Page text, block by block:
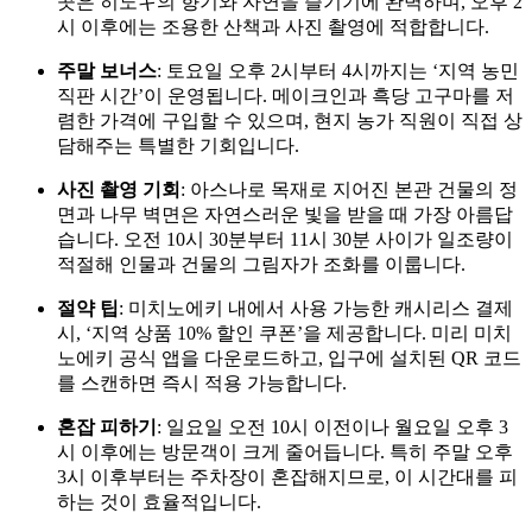
시 이후에는 조용한 산책과 사진 촬영에 적합합니다.
주말 보너스: 토요일 오후 2시부터 4시까지는 ‘지역 농민
직판 시간’이 운영됩니다. 메이크인과 흑당 고구마를 저
렴한 가격에 구입할 수 있으며, 현지 농가 직원이 직접 상
담해주는 특별한 기회입니다.
사진 촬영 기회 : 아스나로 목재로 지어진 본관 건물의 정
면과 나무 벽면은 자연스러운 빛을 받을 때 가장 아름답
습니다. 오전 10시 30분부터 11시 30분 사이가 일조량이
적절해 인물과 건물의 그림자가 조화를 이룹니다.
절약 팁: 미치노에키 내에서 사용 가능한 캐시리스 결제
시, ‘지역 상품 10% 할인 쿠폰’을 제공합니다. 미리 미치
노에키 공식 앱을 다운로드하고, 입구에 설치된 QR 코드
를 스캔하면 즉시 적용 가능합니다.
혼잡 피하기 : 일요일 오전 10시 이전이나 월요일 오후 3
시 이후에는 방문객이 크게 줄어듭니다. 특히 주말 오후
3시 이후부터는 주차장이 혼잡해지므로, 이 시간대를 피
하는 것이 효율적입니다.